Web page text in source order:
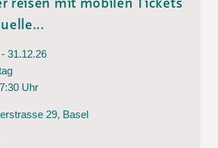
reisen mit mobilen Tickets
31.12.26
Uhr
29, Basel